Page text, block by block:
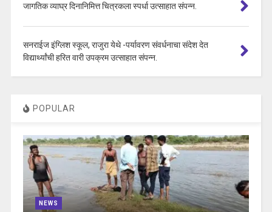
जागतिक व्याघ्र दिनानिमित्त चित्रकला स्पर्धा उत्साहात संपन्न.
सनराईज इंग्लिश स्कूल, राजुरा येथे -पर्यावरण संवर्धनाचा संदेश देत
विद्यार्थ्यांची हरित वारी उपक्रम उत्साहात संपन्न.
POPULAR
NEWS